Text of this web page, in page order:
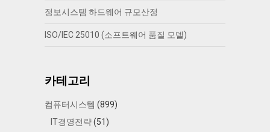
정보시스템 하드웨어 규모산정
ISO/IEC 25010 (소프트웨어 품질 모델)
카테고리
컴퓨터시스템 (899)
IT경영전략(51)